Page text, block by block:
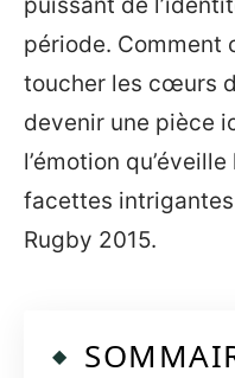
période. Comment
toucher les cœurs
devenir une pièce
l’émotion
facettes intrigantes
Rugby 2015.